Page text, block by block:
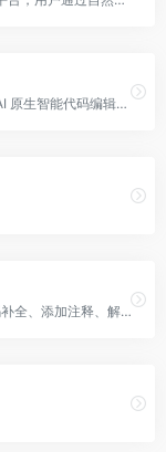
CodeFlicker 是快手 StreamLake 推出的 AI 原生智能代码编辑器，支持自主编码、深度协作与 Figma 转代码，帮助开发者高效完成代码理解、生成与重构。
codeFuse 是一个能够辅助开发者进行代码补全、添加注释、解释代码等功能的插件。它基于海量数据提供实时的代码补全服务，并支持解释代码、生成注释等功能，能够帮助开发者快速完成功能研发，提高研发效率。此外，codeFuse 还可以对选定代码段进行分析理解，提出优化和改进建议，甚至可以直接生成代码补丁，帮助开发者写出更好的代码。另外，codeFuse 还能智能生成具备业务语义的测试用例，提升问题发现效率，方便快捷。codeFuse 支持 40 多种编程语言。